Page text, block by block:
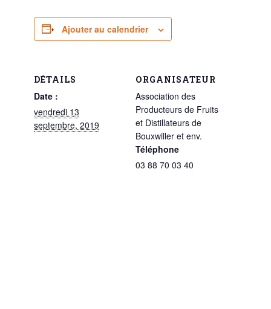
Ajouter au calendrier
DÉTAILS
Date :
vendredi 13
septembre, 2019
ORGANISATEUR
Association des
Producteurs de Fruits
et Distillateurs de
Bouxwiller et env.
Téléphone
03 88 70 03 40